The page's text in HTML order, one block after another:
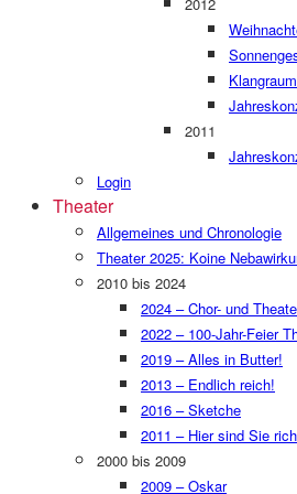
2011
Login
Theater
Allgemeines und Chronologie
Theater 2025: Koine
2010 bis 2024
2024 – Chor- und
2022 – 100-Jahr-Feier
2019 – Alles in Butter!
2013 – Endlich reich!
2016 – Sketche
2011 – Hier sind Sie
2000 bis 2009
2009 – Oskar